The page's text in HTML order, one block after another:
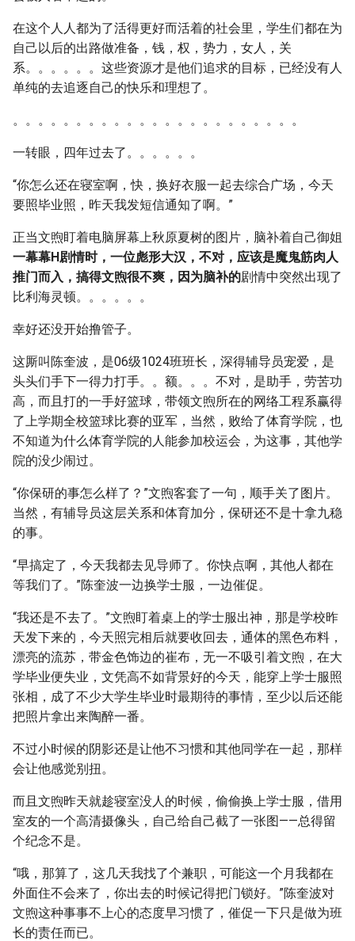
在这个人人都为了活得更好而活着的社会里，学生们都在为
自己以后的出路做准备，钱，权，势力，女人，关
系。。。。。。这些资源才是他们追求的目标，已经没有人
单纯的去追逐自己的快乐和理想了。
。。。。。。。。。。。。。。。。。。。。。。。
一转眼，四年过去了。。。。。。
“你怎么还在寝室啊，快，换好衣服一起去综合广场，今天
要照毕业照，昨天我发短信通知了啊。”
正当文煦盯着电脑屏幕上秋原夏树的图片，脑补着自己御姐
一幕幕H剧情时，一位彪形大汉，不对，应该是魔鬼筋肉人
推门而入，搞得文煦很不爽，因为脑补的剧情中突然出现了
比利海灵顿。。。。。。
幸好还没开始撸管子。
这厮叫陈奎波，是06级1024班班长，深得辅导员宠爱，是
头头们手下一得力打手。。额。。。不对，是助手，劳苦功
高，而且打的一手好篮球，带领文煦所在的网络工程系赢得
了上学期全校篮球比赛的亚军，当然，败给了体育学院，也
不知道为什么体育学院的人能参加校运会，为这事，其他学
院的没少闹过。
“你保研的事怎么样了？”文煦客套了一句，顺手关了图片。
当然，有辅导员这层关系和体育加分，保研还不是十拿九稳
的事。
“早搞定了，今天我都去见导师了。你快点啊，其他人都在
等我们了。”陈奎波一边换学士服，一边催促。
“我还是不去了。”文煦盯着桌上的学士服出神，那是学校昨
天发下来的，今天照完相后就要收回去，通体的黑色布料，
漂亮的流苏，带金色饰边的崔布，无一不吸引着文煦，在大
学毕业便失业，文凭高不如背景好的今天，能穿上学士服照
张相，成了不少大学生毕业时最期待的事情，至少以后还能
把照片拿出来陶醉一番。
不过小时候的阴影还是让他不习惯和其他同学在一起，那样
会让他感觉别扭。
而且文煦昨天就趁寝室没人的时候，偷偷换上学士服，借用
室友的一个高清摄像头，自己给自己截了一张图——总得留
个纪念不是。
“哦，那算了，这几天我找了个兼职，可能这一个月我都在
外面住不会来了，你出去的时候记得把门锁好。”陈奎波对
文煦这种事事不上心的态度早习惯了，催促一下只是做为班
长的责任而已。